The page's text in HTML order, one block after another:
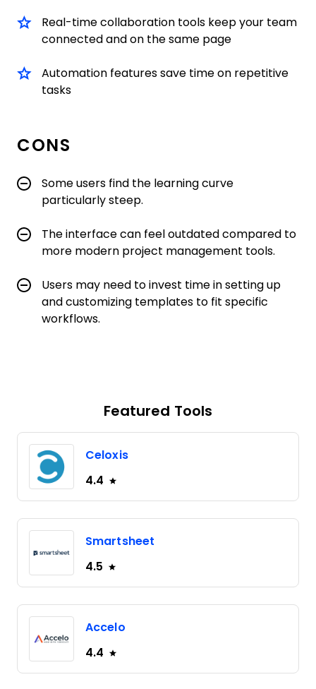
Real-time collaboration tools keep your team
connected and on the same page
Automation features save time on repetitive
tasks
CONS
Some users find the learning curve
particularly steep.
The interface can feel outdated compared to
more modern project management tools.
Users may need to invest time in setting up
and customizing templates to fit specific
workflows.
Featured Tools
Celoxis
4.4
Smartsheet
4.5
Accelo
4.4